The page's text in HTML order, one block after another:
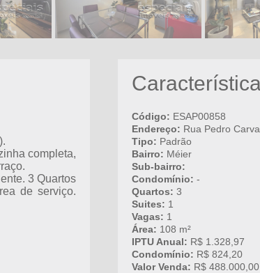
completa,
3 Quartos
de serviço.
Código: ESAP00858
Endereço: Rua Pedro
Tipo: Padrão
Bairro: Méier
Sub-bairro:
Condomínio: -
Quartos: 3
Suites: 1
Vagas: 1
Área: 108 m²
IPTU Anual: R$ 1.328,97
Condomínio: R$ 824,20
Valor Venda: R$ 488.000,00